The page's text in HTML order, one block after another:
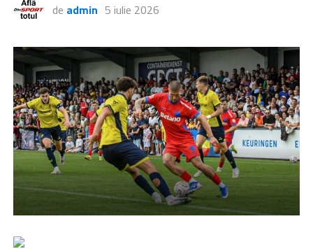
de admin 5 iulie 2026